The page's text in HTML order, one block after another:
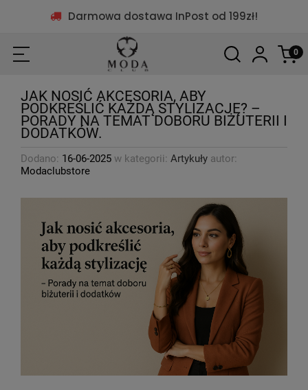
Darmowa dostawa InPost od 199zł!
JAK NOSIĆ AKCESORIA, ABY
PODKREŚLIĆ KAŻDĄ STYLIZACJĘ? –
PORADY NA TEMAT DOBORU BIŻUTERII I
DODATKÓW.
Dodano: 16-06-2025 w kategorii: Artykuły autor:
Modaclubstore